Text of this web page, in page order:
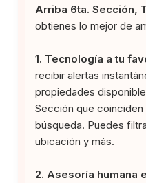
Arriba 6ta. Sección,
obtienes lo mejor de
1. Tecnología a tu
recibir alertas
propiedades
Sección que
búsqueda. Puedes
ubicación y más.
2. Asesoría humana